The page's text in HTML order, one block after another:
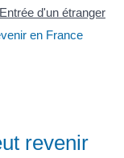
Entrée d'un étranger
en France
revenir